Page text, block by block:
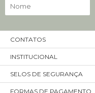
CONTATOS
INSTITUCIONAL
SELOS DE SEGURANÇA
FORMAS DE PAGAMENTO